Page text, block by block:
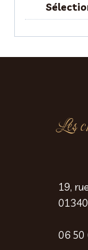
Les
19,
06 50